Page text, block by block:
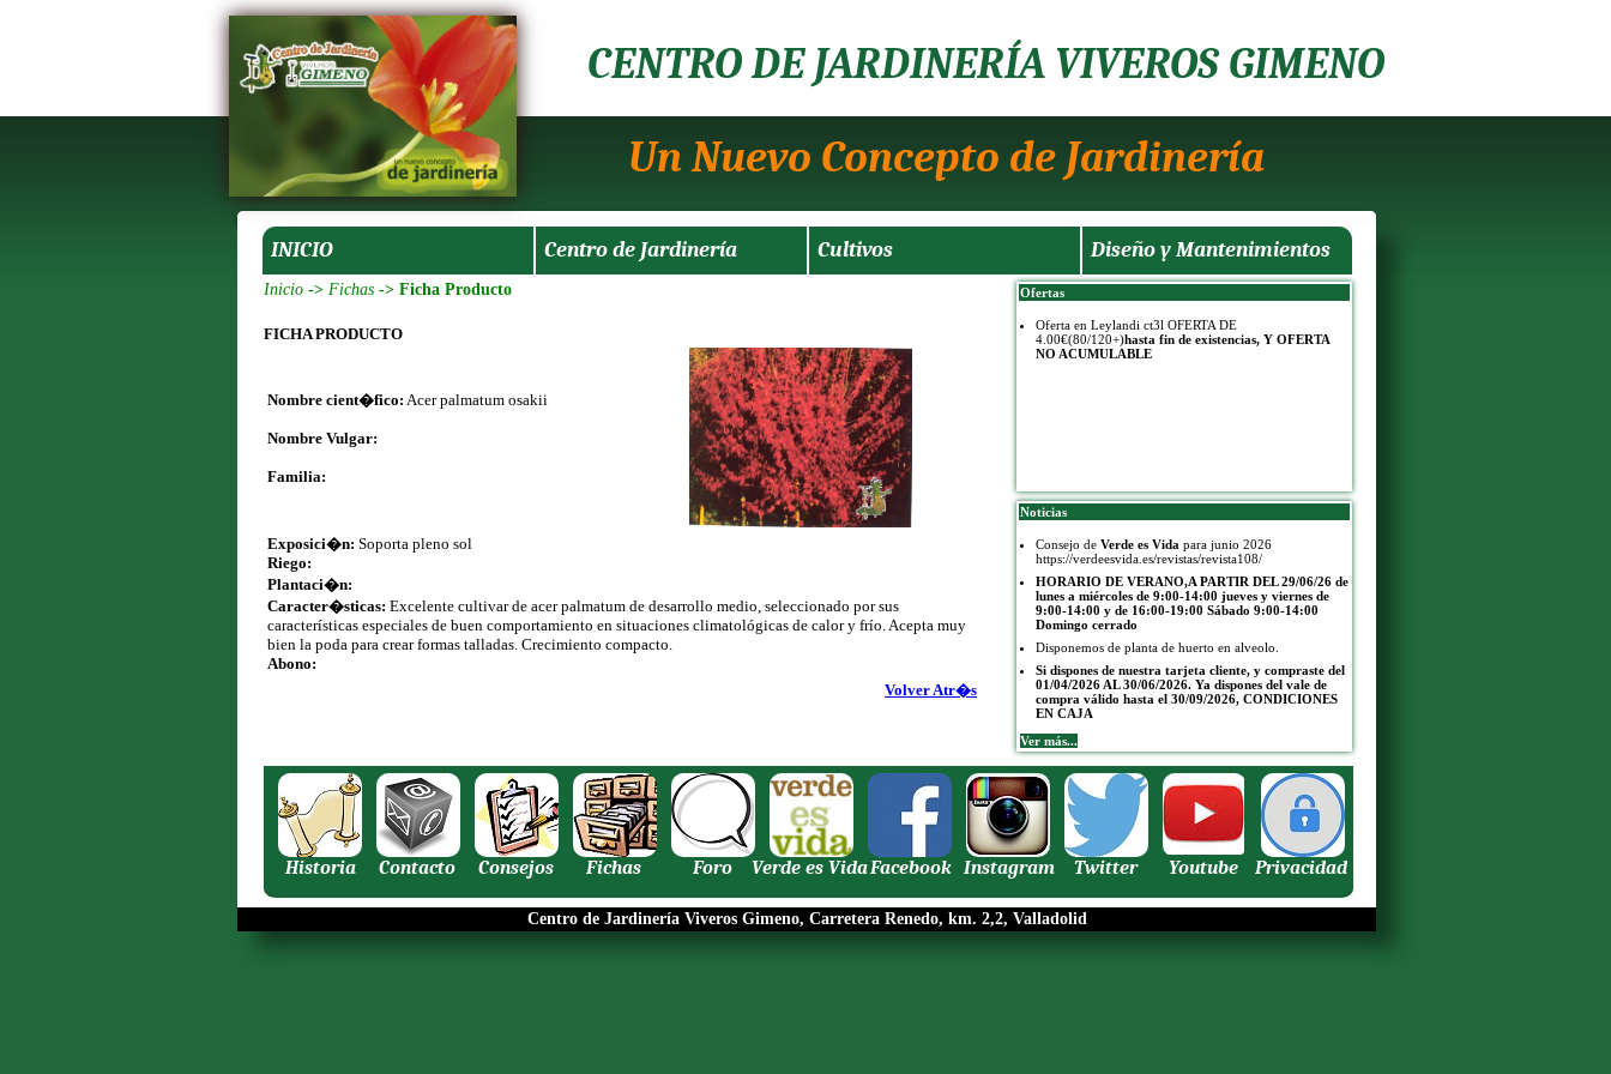
CENTRO DE JARDINERÍA VIVEROS GIMENO
Un Nuevo Concepto de Jardinería
INICIO Centro de Jardinería Cultivos Diseño y Mantenimientos
Inicio -> Fichas -> Ficha Producto Ofertas
Oferta en Leylandi ct3l OFERTA DE
4.00€(80/120+)hasta fin de existencias, Y OFERTA
NO ACUMULABLE
Noticias
Consejo de Verde es Vida para junio 2026
https://verdeesvida.es/revistas/revista108/
HORARIO DE VERANO,A PARTIR DEL 29/06/26 de
lunes a miércoles de 9:00-14:00 jueves y viernes de
9:00-14:00 y de 16:00-19:00 Sábado 9:00-14:00
Domingo cerrado
Disponemos de planta de huerto en alveolo.
Si dispones de nuestra tarjeta cliente, y compraste del
01/04/2026 AL 30/06/2026. Ya dispones del vale de
compra válido hasta el 30/09/2026, CONDICIONES
EN CAJA
Ver más...
FICHA PRODUCTO
Nombre cient�fico: Acer palmatum osakii
Nombre Vulgar:
Familia:
Exposici�n: Soporta pleno sol
Riego:
Plantaci�n:
Caracter�sticas: Excelente cultivar de acer palmatum de desarrollo medio, seleccionado por sus
características especiales de buen comportamiento en situaciones climatológicas de calor y frío. Acepta muy
bien la poda para crear formas talladas. Crecimiento compacto.
Abono:
Volver Atr�s
Historia Contacto Consejos Fichas Foro Verde es VidaFacebook Instagram Twitter Youtube Privacidad
Centro de Jardinería Viveros Gimeno, Carretera Renedo, km. 2,2, Valladolid